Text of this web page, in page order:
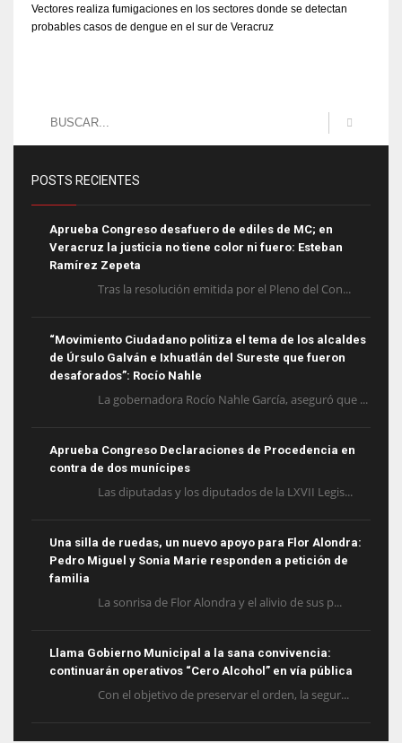
Vectores realiza fumigaciones en los sectores donde se detectan
probables casos de dengue en el sur de Veracruz
POSTS RECIENTES
Aprueba Congreso desafuero de ediles de MC; en
Veracruz la justicia no tiene color ni fuero: Esteban
Ramírez Zepeta
Tras la resolución emitida por el Pleno del Con...
“Movimiento Ciudadano politiza el tema de los alcaldes
de Úrsulo Galván e Ixhuatlán del Sureste que fueron
desaforados”: Rocío Nahle
La gobernadora Rocío Nahle García, aseguró que ...
Aprueba Congreso Declaraciones de Procedencia en
contra de dos munícipes
Las diputadas y los diputados de la LXVII Legis...
Una silla de ruedas, un nuevo apoyo para Flor Alondra:
Pedro Miguel y Sonia Marie responden a petición de
familia
La sonrisa de Flor Alondra y el alivio de sus p...
Llama Gobierno Municipal a la sana convivencia:
continuarán operativos “Cero Alcohol” en vía pública
Con el objetivo de preservar el orden, la segur...